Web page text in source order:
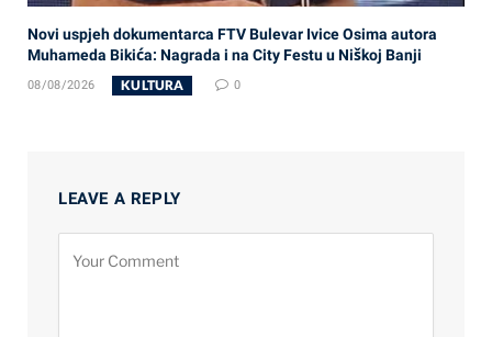
Novi uspjeh dokumentarca FTV Bulevar Ivice Osima autora
Muhameda Bikića: Nagrada i na City Festu u Niškoj Banji
08/08/2026 KULTURA 0
LEAVE A REPLY